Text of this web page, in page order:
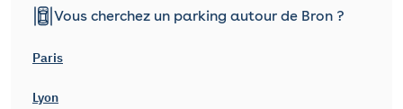
Vous cherchez un parking autour de Bron ?
Paris
Lyon